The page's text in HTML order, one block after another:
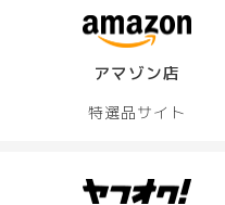
アマゾン店
特選品サイト